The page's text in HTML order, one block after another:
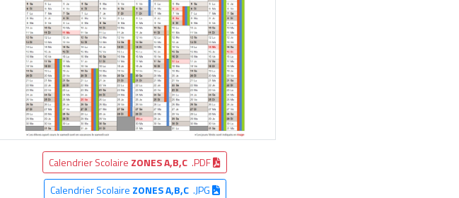
Calendrier Scolaire ZONES A,B,C .PDF
Calendrier Scolaire ZONES A,B,C.JPG